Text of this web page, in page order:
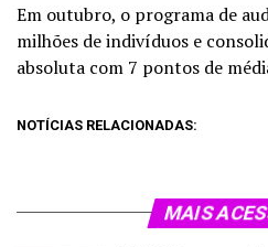
Em outubro, o programa de
milhões de indivíduos e
absoluta com 7 pontos de
NOTÍCIAS RELACIONADAS:
MAIS